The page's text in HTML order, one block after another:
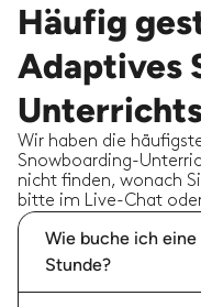
Häufig
Adaptives
Wir haben die
Snowboarding-
nicht finden, wonach
bitte im Live-Chat
Wie buche ich
Stunde?